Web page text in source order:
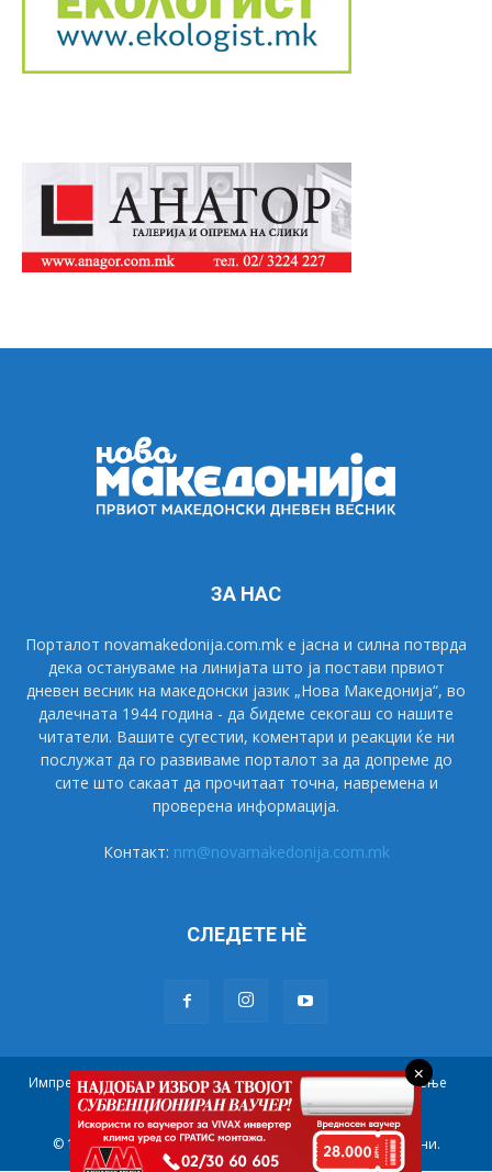
ЗА НАС
Порталот novamakedonija.com.mk е јасна и силна потврда
дека остануваме на линијата што ја постави првиот
дневен весник на македонски јазик „Нова Македонија“, во
далечната 1944 година - да бидеме секогаш со нашите
читатели. Вашите сугестии, коментари и реакции ќе ни
послужат да го развиваме порталот за да допреме до
сите што сакаат да прочитаат точна, навремена и
проверена информација.
Контакт: nm@novamakedonija.com.mk
СЛЕДЕТЕ НÈ
Импресум Маркетинг Претплата
Правила на користење
Контакт
© 1944 - 2021 НОВА МАКЕДОНИЈА. Сите права се задржани.
×